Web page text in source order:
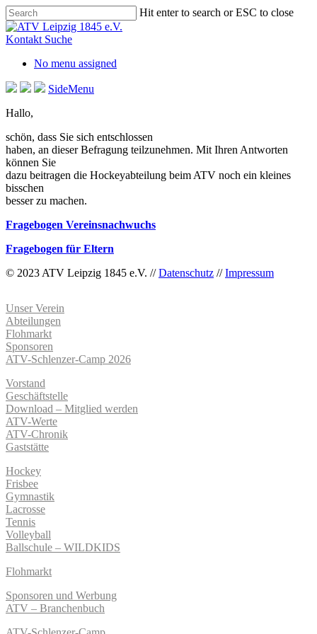
Skip
to
main
Hit enter to search or ESC to close
Close
Search
Kontakt Suche
No menu assigned
SideMenu
Hallo,
schön, dass Sie sich entschlossen
haben, an dieser Befragung teilzunehmen. Mit Ihren Antworten
können Sie
dazu beitragen die Hockeyabteilung beim ATV noch ein kleines
bisschen
besser zu machen.
Fragebogen Vereinsnachwuchs
Fragebogen für Eltern
© 2023 ATV Leipzig 1845 e.V. //Datenschutz //Impressum
Unser Verein
Abteilungen
Flohmarkt
Sponsoren
ATV-Schlenzer-Camp 2026
Vorstand
Geschäftstelle
Download – Mitglied werden
ATV-Werte
ATV-Chronik
Gaststätte
Hockey
Frisbee
Gymnastik
Lacrosse
Tennis
Volleyball
Ballschule – WILDKIDS
Flohmarkt
Sponsoren und Werbung
ATV – Branchenbuch